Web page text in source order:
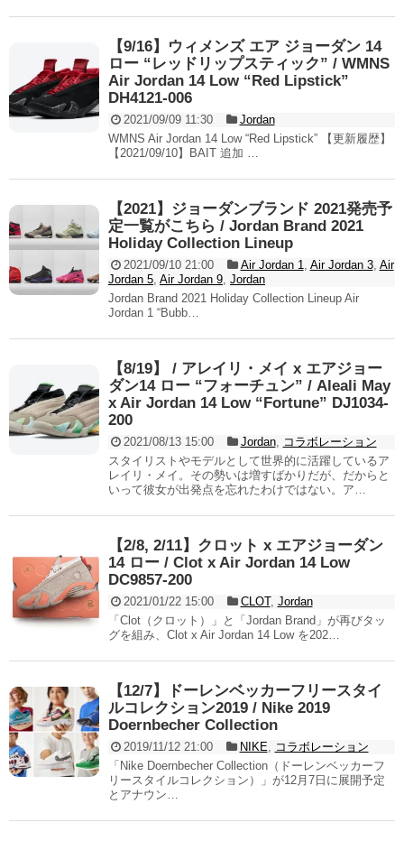
【9/16】ウィメンズ エア ジョーダン 14
ロー “レッドリップスティック” / WMNS
Air Jordan 14 Low “Red Lipstick”
DH4121-006
2021/09/09 11:30
Jordan
WMNS Air Jordan 14 Low “Red Lipstick” 【更新履歴】
【2021/09/10】BAIT 追加 …
【2021】ジョーダンブランド 2021発売予
定一覧がこちら / Jordan Brand 2021
Holiday Collection Lineup
2021/09/10 21:00 Air Jordan 1, Air Jordan 3, Air
Jordan 5, Air Jordan 9, Jordan
Jordan Brand 2021 Holiday Collection Lineup Air
Jordan 1 “Bubb…
【8/19】 / アレイリ・メイ x エアジョー
ダン14 ロー “フォーチュン” / Aleali May
x Air Jordan 14 Low “Fortune” DJ1034-
200
2021/08/13 15:00 Jordan, コラボレーション
スタイリストやモデルとして世界的に活躍しているア
レイリ・メイ。その勢いは増すばかりだが、だからと
いって彼女が出発点を忘れたわけではない。ア…
【2/8, 2/11】クロット x エアジョーダン
14 ロー / Clot x Air Jordan 14 Low
DC9857-200
2021/01/22 15:00 CLOT, Jordan
「Clot（クロット）」と「Jordan Brand」が再びタッ
グを組み、Clot x Air Jordan 14 Low を202…
【12/7】ドーレンベッカーフリースタイ
ルコレクション2019 / Nike 2019
Doernbecher Collection
2019/11/12 21:00 NIKE, コラボレーション
「Nike Doernbecher Collection（ドーレンベッカーフ
リースタイルコレクション）」が12月7日に展開予定
とアナウン…